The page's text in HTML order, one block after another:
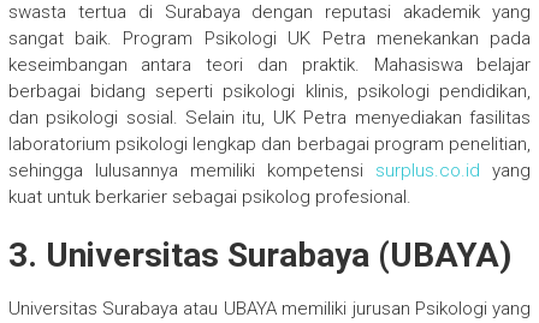
swasta tertua di Surabaya dengan reputasi akademik yang
sangat baik. Program Psikologi UK Petra menekankan pada
keseimbangan antara teori dan praktik. Mahasiswa belajar
berbagai bidang seperti psikologi klinis, psikologi pendidikan,
dan psikologi sosial. Selain itu, UK Petra menyediakan fasilitas
laboratorium psikologi lengkap dan berbagai program penelitian,
sehingga lulusannya memiliki kompetensi surplus.co.id yang
kuat untuk berkarier sebagai psikolog profesional.
3. Universitas Surabaya (UBAYA)
Universitas Surabaya atau UBAYA memiliki jurusan Psikologi yang